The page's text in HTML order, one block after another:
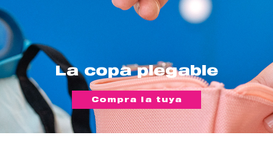
La copa plegable
Compra la tuya